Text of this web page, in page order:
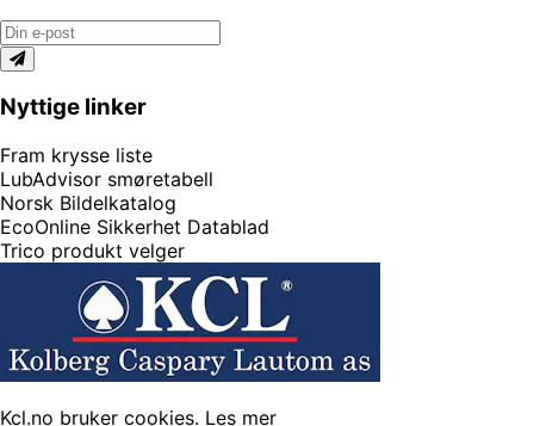
Nyttige linker
Fram krysse liste
LubAdvisor smøretabell
Norsk Bildelkatalog
EcoOnline Sikkerhet Datablad
Trico produkt velger
Kcl.no bruker cookies. Les mer